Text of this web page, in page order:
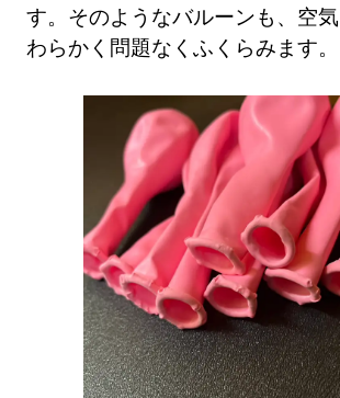
す。そのようなバルーンも、空
わらかく問題なくふくらみます。